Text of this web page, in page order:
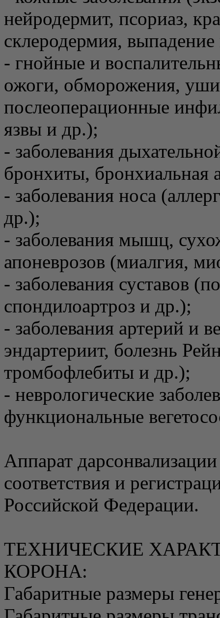
нейродермит, псориаз,
склеродермия, выпадение
- гнойные и
ожоги, обморожения,
послеоперационные
язвы и др.);
- заболевания
бронхиты, бронхиальная
- заболевания носа
др.);
- заболевания мышц,
апоневрозов (миалгия,
- заболевания суставов
спондилоартроз и др.);
- заболевания артерий и
эндартериит, болезнь
тромбофлебиты и др.);
- неврологические
функциональные
Аппарат
соответствия и
Российской Федерации.
ТЕХНИЧЕСКИЕ
КОРОНА:
Габаритные размеры